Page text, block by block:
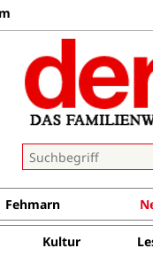
Fehmarn
Kultur